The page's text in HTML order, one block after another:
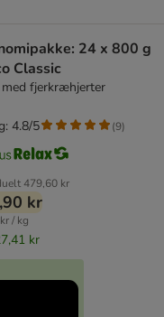
24 x 800 g
Classic
med fjerkræhjerter
479,60 kr
kr
/ kg
kr
4.8/5 (9)